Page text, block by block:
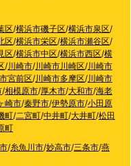
区/横浜市磯子区/横浜市泉区/
区/横浜市栄区/横浜市瀬谷区/
区/横浜市中区/横浜市西区/横
/川崎市/川崎市川崎区/川崎市
宮前区/川崎市多摩区/川崎市
/相模原市/厚木市/大和市/海老
崎市/秦野市/伊勢原市/小田原
町/二宮町/中井町/大井町/松田
町
/糸魚川市/妙高市/三条市/燕